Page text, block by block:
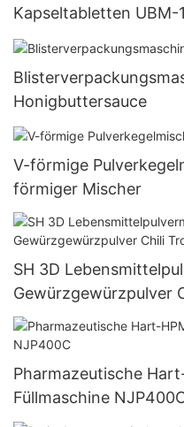
Kapseltabletten UBM-
Honigbuttersauce
V-förmige
förmiger Mischer
SH 3D
Gewürzgewürzpulver
Mixer Maschine
Pharmazeutische
Füllmaschine